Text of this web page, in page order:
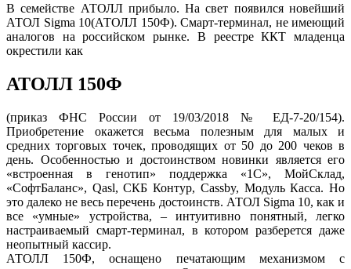
В семействе АТОЛЛ прибыло. На свет появился новейший
АТОЛ Sigma 10(АТОЛЛ 150Ф). Смарт-терминал, не имеющий
аналогов на российском рынке. В реестре ККТ младенца
окрестили как
АТОЛЛ 150Ф
(приказ ФНС России от 19/03/2018 № ЕД-7-20/154).
Приобретение окажется весьма полезным для малых и
средних торговых точек, проводящих от 50 до 200 чеков в
день. Особенностью и достоинством новинки является его
«встроенная в генотип» поддержка «1С», МойСклад,
«СофтБаланс», Qasl, СКБ Контур, Cassby, Модуль Касса. Но
это далеко не весь перечень достоинств. АТОЛ Sigma 10, как и
все «умные» устройства, – интуитивно понятный, легко
настраиваемый смарт-терминал, в котором разберется даже
неопытный кассир.
АТОЛЛ 150Ф, оснащено печатающим механизмом с